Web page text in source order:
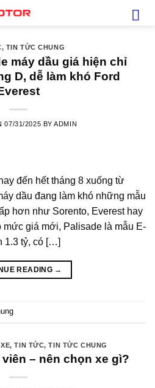
, TIN TỨC CHUNG
máy dầu giá hiện chỉ
D, dễ làm khó Ford
07/31/2025 BYADMIN
đến hết tháng 8 xuống từ
dầu đang làm khó những mẫu
hơn như Sorento, Everest hay
mức giá mới, Palisade là mẫu E-
1.3 tỷ, có […]
READING →
,TIN TỨC,TIN TỨC CHUNG
– nên chọn xe gì?